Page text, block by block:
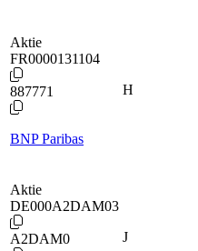
Aktie
FR0000131104
887771
BNP Paribas
H
Aktie
DE000A2DAM03
A2DAM0 J